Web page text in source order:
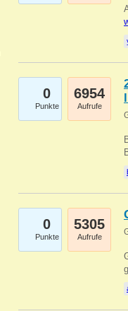
0
Punkte
6954
Aufrufe
0
Punkte
5305
Aufrufe